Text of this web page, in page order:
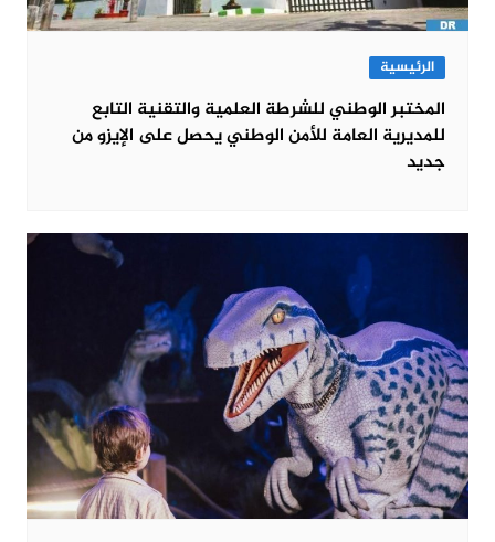
الرئيسية
المختبر الوطني للشرطة العلمية والتقنية التابع
للمديرية العامة للأمن الوطني يحصل على الإيزو من
جديد